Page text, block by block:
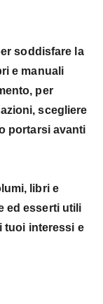
soddisfare la
e manuali
, per
scegliere
portarsi avanti
libri e
ed esserti utili
tuoi interessi e